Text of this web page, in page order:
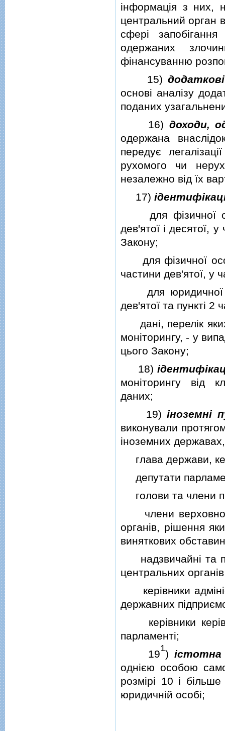
iнформацiя з них,
центральний орган
сферi запобiгання
одержаних
фiнансуванню
15)
основi аналiзу
поданих
16) доходи,
одержана
передує
рухомого чи
незалежно вiд їх
17)
для фiзичної
дев'ятої i десятої,
Закону;
для фiзичної
частини дев'ятої, у
для юридичної
дев'ятої та пунктi 2
данi, перелiк яких
монiторингу, - у
цього Закону;
18)
монiторингу вiд
даних;
19)iноземнi
виконували
iноземних
глава держави,
депутати
голови та члени
члени
органiв, рiшення
виняткових
надзвичайнi та
центральних
керiвники
державних
керiвники
парламентi;
191) iстотна
однiєю особою
розмiрi 10 i бiльше
юридичнiй особi;